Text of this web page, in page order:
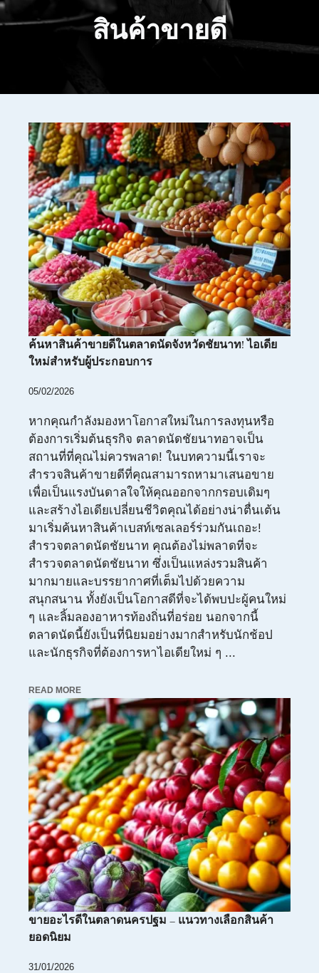
สินค้าขายดี
ค้นหาสินค้าขายดีในตลาดนัดจังหวัดชัยนาท! ไอเดีย
ใหม่สำหรับผู้ประกอบการ
05/02/2026
หากคุณกำลังมองหาโอกาสใหม่ในการลงทุนหรือ
ต้องการเริ่มต้นธุรกิจ ตลาดนัดชัยนาทอาจเป็น
สถานที่ที่คุณไม่ควรพลาด! ในบทความนี้เราจะ
สำรวจสินค้าขายดีที่คุณสามารถหามาเสนอขาย
เพื่อเป็นแรงบันดาลใจให้คุณออกจากกรอบเดิมๆ
และสร้างไอเดียเปลี่ยนชีวิตคุณได้อย่างน่าตื่นเต้น
มาเริ่มค้นหาสินค้าเบสท์เซลเลอร์ร่วมกันเถอะ!
สำรวจตลาดนัดชัยนาท คุณต้องไม่พลาดที่จะ
สำรวจตลาดนัดชัยนาท ซึ่งเป็นแหล่งรวมสินค้า
มากมายและบรรยากาศที่เต็มไปด้วยความ
สนุกสนาน ทั้งยังเป็นโอกาสดีที่จะได้พบปะผู้คนใหม่
ๆ และลิ้มลองอาหารท้องถิ่นที่อร่อย นอกจากนี้
ตลาดนัดนี้ยังเป็นที่นิยมอย่างมากสำหรับนักช้อป
และนักธุรกิจที่ต้องการหาไอเดียใหม่ ๆ ...
READ MORE
ขายอะไรดีในตลาดนครปฐม – แนวทางเลือกสินค้า
ยอดนิยม
31/01/2026